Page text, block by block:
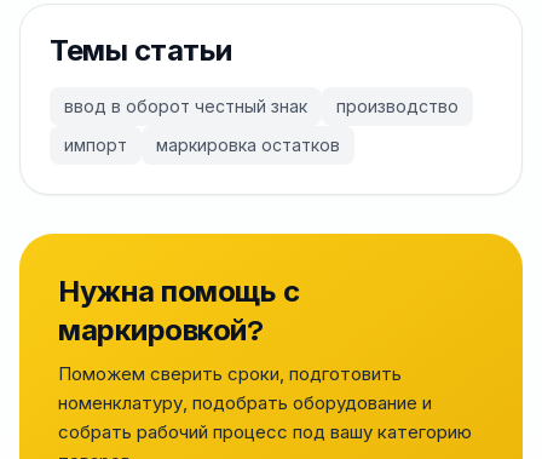
Темы статьи
ввод в оборот честный знак
производство
импорт
маркировка остатков
Нужна помощь с
маркировкой?
Поможем сверить сроки, подготовить
номенклатуру, подобрать оборудование и
собрать рабочий процесс под вашу категорию